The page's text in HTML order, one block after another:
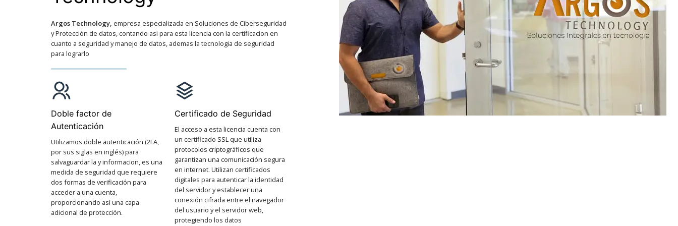
Argos Technology, empresa especializada en Soluciones de Ciberseguridad
y Protección de datos, contando asi para esta licencia con la certificacion en
cuanto a seguridad y manejo de datos, ademas la tecnologia de seguridad
para lograrlo
Doble factor de
Autenticación
Utilizamos doble autenticación (2FA,
por sus siglas en inglés) para
salvaguardar la y informacion, es una
medida de seguridad que requiere
dos formas de verificación para
acceder a una cuenta,
proporcionando así una capa
adicional de protección.
Certificado de Seguridad
El acceso a esta licencia cuenta con
un certificado SSL que utiliza
protocolos criptográficos que
garantizan una comunicación segura
en internet. Utilizan certificados
digitales para autenticar la identidad
del servidor y establecer una
conexión cifrada entre el navegador
del usuario y el servidor web,
protegiendo los datos